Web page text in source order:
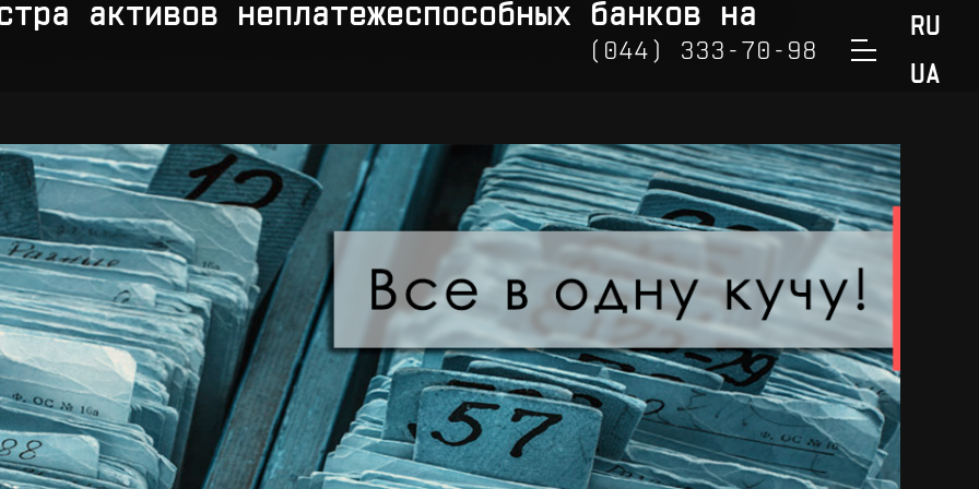
(044) 333-70-98
(098) 888-32-98
RU
UA
активов неплатежеспособных банков на